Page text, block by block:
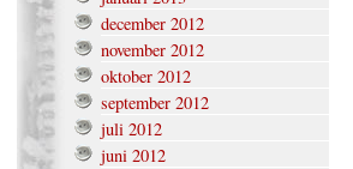
december 2012
november 2012
oktober 2012
september 2012
juli 2012
juni 2012